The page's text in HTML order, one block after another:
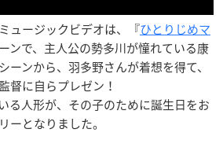
ュージックビデオは、『ひとりじめマ
ンで、主人公の勢多川が憧れている康
ーンから、羽多野さんが着想を得て、
督に自らプレゼン！
る人形が、その子のために誕生日をお
ーとなりました。